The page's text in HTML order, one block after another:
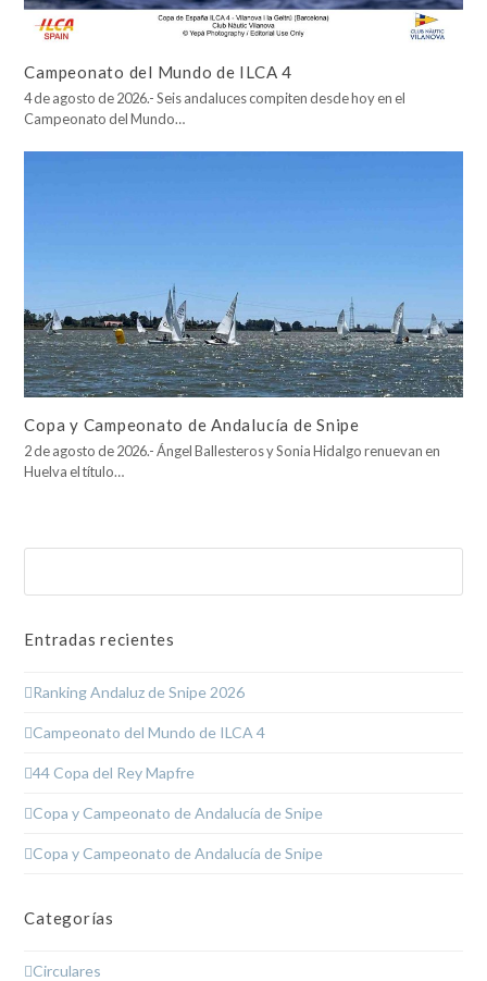
Campeonato del Mundo de ILCA 4
4 de agosto de 2026.- Seis andaluces compiten desde hoy en el
Campeonato del Mundo…
Copa y Campeonato de Andalucía de Snipe
2 de agosto de 2026.- Ángel Ballesteros y Sonia Hidalgo renuevan en
Huelva el título…
Entradas recientes
Ranking Andaluz de Snipe 2026
Campeonato del Mundo de ILCA 4
44 Copa del Rey Mapfre
Copa y Campeonato de Andalucía de Snipe
Copa y Campeonato de Andalucía de Snipe
Categorías
Circulares